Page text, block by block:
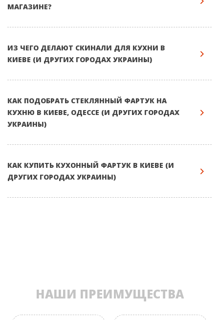
МАГАЗИНЕ?
ИЗ ЧЕГО ДЕЛАЮТ СКИНАЛИ ДЛЯ КУХНИ В
КИЕВЕ (И ДРУГИХ ГОРОДАХ УКРАИНЫ)
КАК ПОДОБРАТЬ СТЕКЛЯННЫЙ ФАРТУК НА
КУХНЮ В КИЕВЕ, ОДЕССЕ (И ДРУГИХ ГОРОДАХ
УКРАИНЫ)
КАК КУПИТЬ КУХОННЫЙ ФАРТУК В КИЕВЕ (И
ДРУГИХ ГОРОДАХ УКРАИНЫ)
НАШИ ПРЕИМУЩЕСТВА